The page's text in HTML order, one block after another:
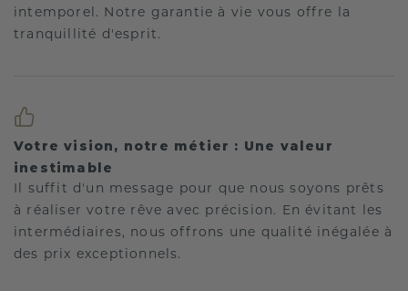
intemporel. Notre garantie à vie vous offre la
tranquillité d'esprit.
Votre vision, notre métier : Une valeur
inestimable
Il suffit d'un message pour que nous soyons prêts
à réaliser votre rêve avec précision. En évitant les
intermédiaires, nous offrons une qualité inégalée à
des prix exceptionnels.